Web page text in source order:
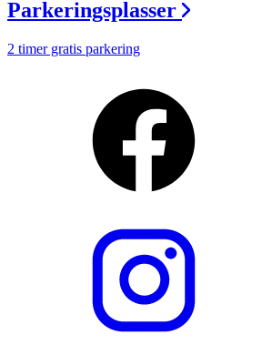
Parkeringsplasser
2 timer gratis parkering